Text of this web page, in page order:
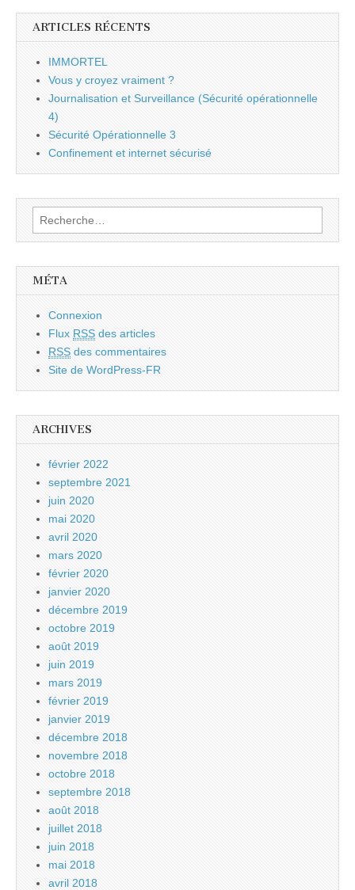
ARTICLES RÉCENTS
IMMORTEL
Vous y croyez vraiment ?
Journalisation et Surveillance (Sécurité opérationnelle
4)
Sécurité Opérationnelle 3
Confinement et internet sécurisé
Rechercher :
MÉTA
Connexion
Flux RSS des articles
RSS des commentaires
Site de WordPress-FR
ARCHIVES
février 2022
septembre 2021
juin 2020
mai 2020
avril 2020
mars 2020
février 2020
janvier 2020
décembre 2019
octobre 2019
août 2019
juin 2019
mars 2019
février 2019
janvier 2019
décembre 2018
novembre 2018
octobre 2018
septembre 2018
août 2018
juillet 2018
juin 2018
mai 2018
avril 2018